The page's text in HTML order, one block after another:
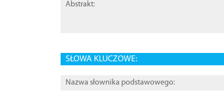
Abstrakt:
SŁOWA KLUCZOWE:
Nazwa słownika podstawowego: